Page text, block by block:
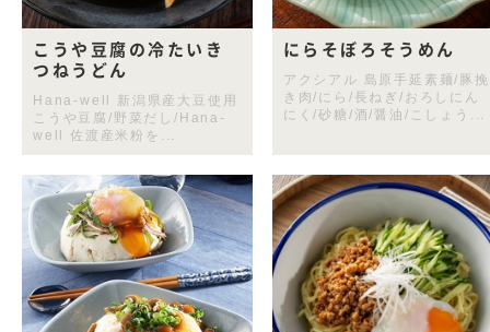
こうや豆腐の冷たいき
つねうどん
Hana-well 新潟県産大豆使用
こうや豆腐/野菜だし/Hana-
well 佐渡産米粉を...
にらそぼろそうめん
アクシアル 島原手延素麺/豚挽
き肉/にら/長ねぎ/おろしにん
にく/砂糖/酒/醤油/こしょう...